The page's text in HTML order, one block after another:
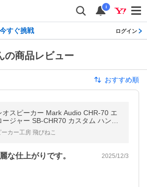
i
すぐ挑戦 ログイン
の商品レビュー
おすすめ順
カー Mark Audio CHR-70 エ
ージャー SB-CHR70 カスタム ハンド
ウッド 木製
ーカー工房 飛びねこ
な仕上がりです。 2025/12/3